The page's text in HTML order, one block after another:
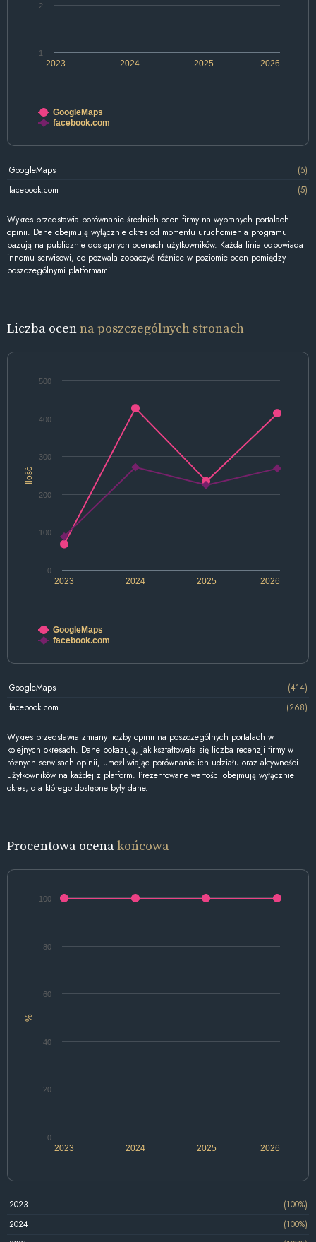
2024 2026
2023 2025
1
2
GoogleMaps
facebook.com
GoogleMaps
(5)
facebook.com
(5)
Wykres przedstawia porównanie średnich ocen firmy na wybranych portalach
opinii. Dane obejmują wyłącznie okres od momentu uruchomienia programu i
bazują na publicznie dostępnych ocenach użytkowników. Każda linia odpowiada
innemu serwisowi, co pozwala zobaczyć różnice w poziomie ocen pomiędzy
poszczególnymi platformami.
Liczba ocenna poszczególnych stronach
Ilość
2024 2026
2023 2025
0
100
200
300
400
500
GoogleMaps
facebook.com
GoogleMaps
(414)
facebook.com
(268)
Wykres przedstawia zmiany liczby opinii na poszczególnych portalach w
kolejnych okresach. Dane pokazują, jak kształtowała się liczba recenzji firmy w
różnych serwisach opinii, umożliwiając porównanie ich udziału oraz aktywności
użytkowników na każdej z platform. Prezentowane wartości obejmują wyłącznie
okres, dla którego dostępne były dane.
Procentowa ocenakońcowa
%
2024 2026
2023 2025
0
20
40
60
80
100
2023
(100%)
2024
(100%)